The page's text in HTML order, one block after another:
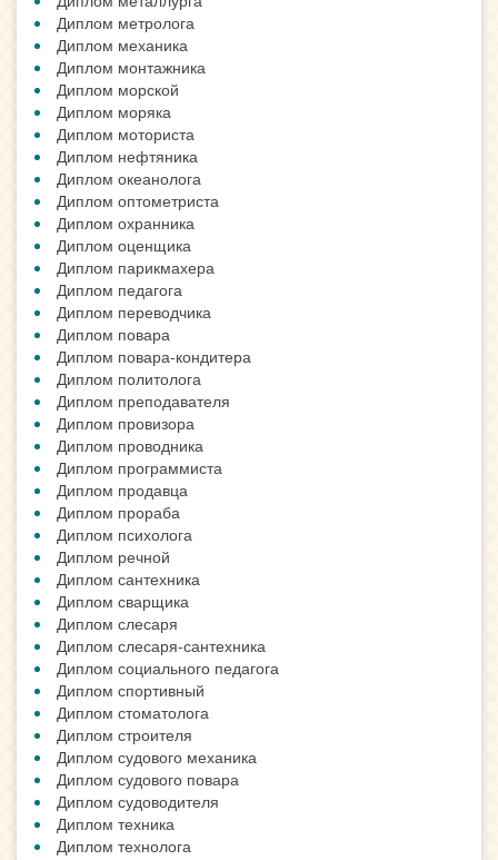
Диплом метролога
Диплом механика
Диплом монтажника
Диплом морской
Диплом моряка
Диплом моториста
Диплом нефтяника
Диплом океанолога
Диплом оптометриста
Диплом охранника
Диплом оценщика
Диплом парикмахера
Диплом педагога
Диплом переводчика
Диплом повара
Диплом повара-кондитера
Диплом политолога
Диплом преподавателя
Диплом провизора
Диплом проводника
Диплом программиста
Диплом продавца
Диплом прораба
Диплом психолога
Диплом речной
Диплом сантехника
Диплом сварщика
Диплом слесаря
Диплом слесаря-сантехника
Диплом социального педагога
Диплом спортивный
Диплом стоматолога
Диплом строителя
Диплом судового механика
Диплом судового повара
Диплом судоводителя
Диплом техника
Диплом технолога